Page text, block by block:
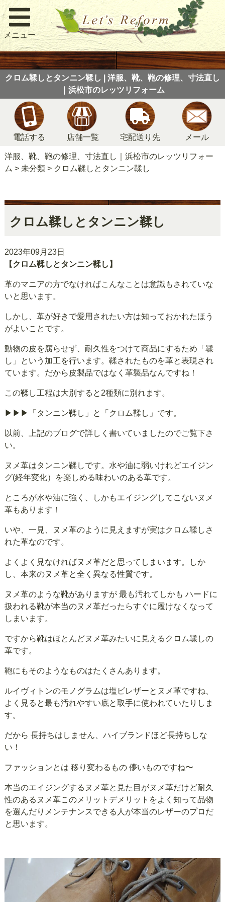
メニュー
クロム鞣しとタンニン鞣し | 洋服、靴、鞄の修理、寸法直し
｜浜松市のレッツリフォーム
電話する 店舗一覧 宅配送り先 メール
洋服、靴、鞄の修理、寸法直し｜浜松市のレッツリフォー
ム > 未分類> クロム鞣しとタンニン鞣し
クロム鞣しとタンニン鞣し
2023年09月23日
【クロム鞣しとタンニン鞣し】
革のマニアの方でなければこんなことは意識もされていな
いと思います。
しかし、革が好きで愛用されたい方は知っておかれたほう
がよいことです。
動物の皮を腐らせず、耐久性をつけて商品にするため「鞣
し」という加工を行います。鞣されたものを革と表現され
ています。だから皮製品ではなく革製品なんですね！
この鞣し工程は大別すると2種類に別れます。
▶▶▶「タンニン鞣し」と「クロム鞣し」です。
以前、上記のブログで詳しく書いていましたのでご覧下さ
い。
ヌメ革はタンニン鞣しです。水や油に弱いけれどエイジン
グ(経年変化）を楽しめる味わいのある革です。
ところが水や油に強く、しかもエイジングしてこないヌメ
革もあります！
いや、一見、ヌメ革のように見えますが実はクロム鞣しさ
れた革なのです。
よくよく見なければヌメ革だと思ってしまいます。しか
し、本来のヌメ革と全く異なる性質です。
ヌメ革のような靴がありますが 最も汚れてしかも ハードに
扱われる靴が本当のヌメ革だったらすぐに履けなくなって
しまいます。
ですから靴はほとんどヌメ革みたいに見えるクロム鞣しの
革です。
鞄にもそのようなものはたくさんあります。
ルイヴィトンのモノグラムは塩ビレザーとヌメ革ですね、
よく見ると最も汚れやすい底と取手に使われていたりしま
す。
だから 長持ちはしません、ハイブランドほど長持ちしな
い！
ファッションとは 移り変わるもの 儚いものですね〜
本当のエイジングするヌメ革と見た目がヌメ革だけど耐久
性のあるヌメ革このメリットデメリットをよく知って品物
を選んだりメンテナンスできる人が本当のレザーのプロだ
と思います。